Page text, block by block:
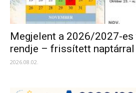
Megjelent a 2026/2027-es
rendje – frissített naptárral
2026.08.02.